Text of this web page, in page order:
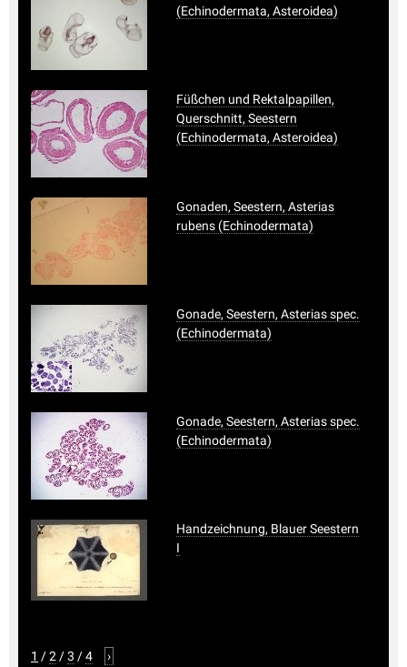
(Echinodermata, Asteroidea)
Füßchen und Rektalpapillen,
Querschnitt, Seestern
(Echinodermata, Asteroidea)
Gonaden, Seestern, Asterias
rubens (Echinodermata)
Gonade, Seestern, Asterias spec.
(Echinodermata)
Gonade, Seestern, Asterias spec.
(Echinodermata)
Handzeichnung, Blauer Seestern
I
1 /2 /3 /4 ›